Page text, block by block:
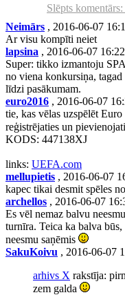
Slēpts
Neimārs , 2016-06-07
Ar visu kompīti neiet
lapsina , 2016-06-07
Super: tikko izmantoju
no viena konkursiņa,
līdzi pasākumam.
euro2016 , 2016-06-07
tie, kas vēlas uzspēlēt
reģistrējaties un
KODS: 447138XJ
links: UEFA.com
mellupietis , 2016-06-07
kapec tikai desmit spēles
archellos , 2016-06-07
Es vēl nemaz balvu
turnīra. Teica ka balva
neesmu saņēmis
SakuKoivu , 2016-06-07
arhivs X rakstīja:
zem galda